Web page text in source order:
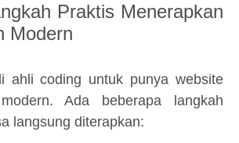
Praktis Menerapkan
Modern
ahli coding untuk punya website
Ada beberapa langkah
langsung diterapkan: